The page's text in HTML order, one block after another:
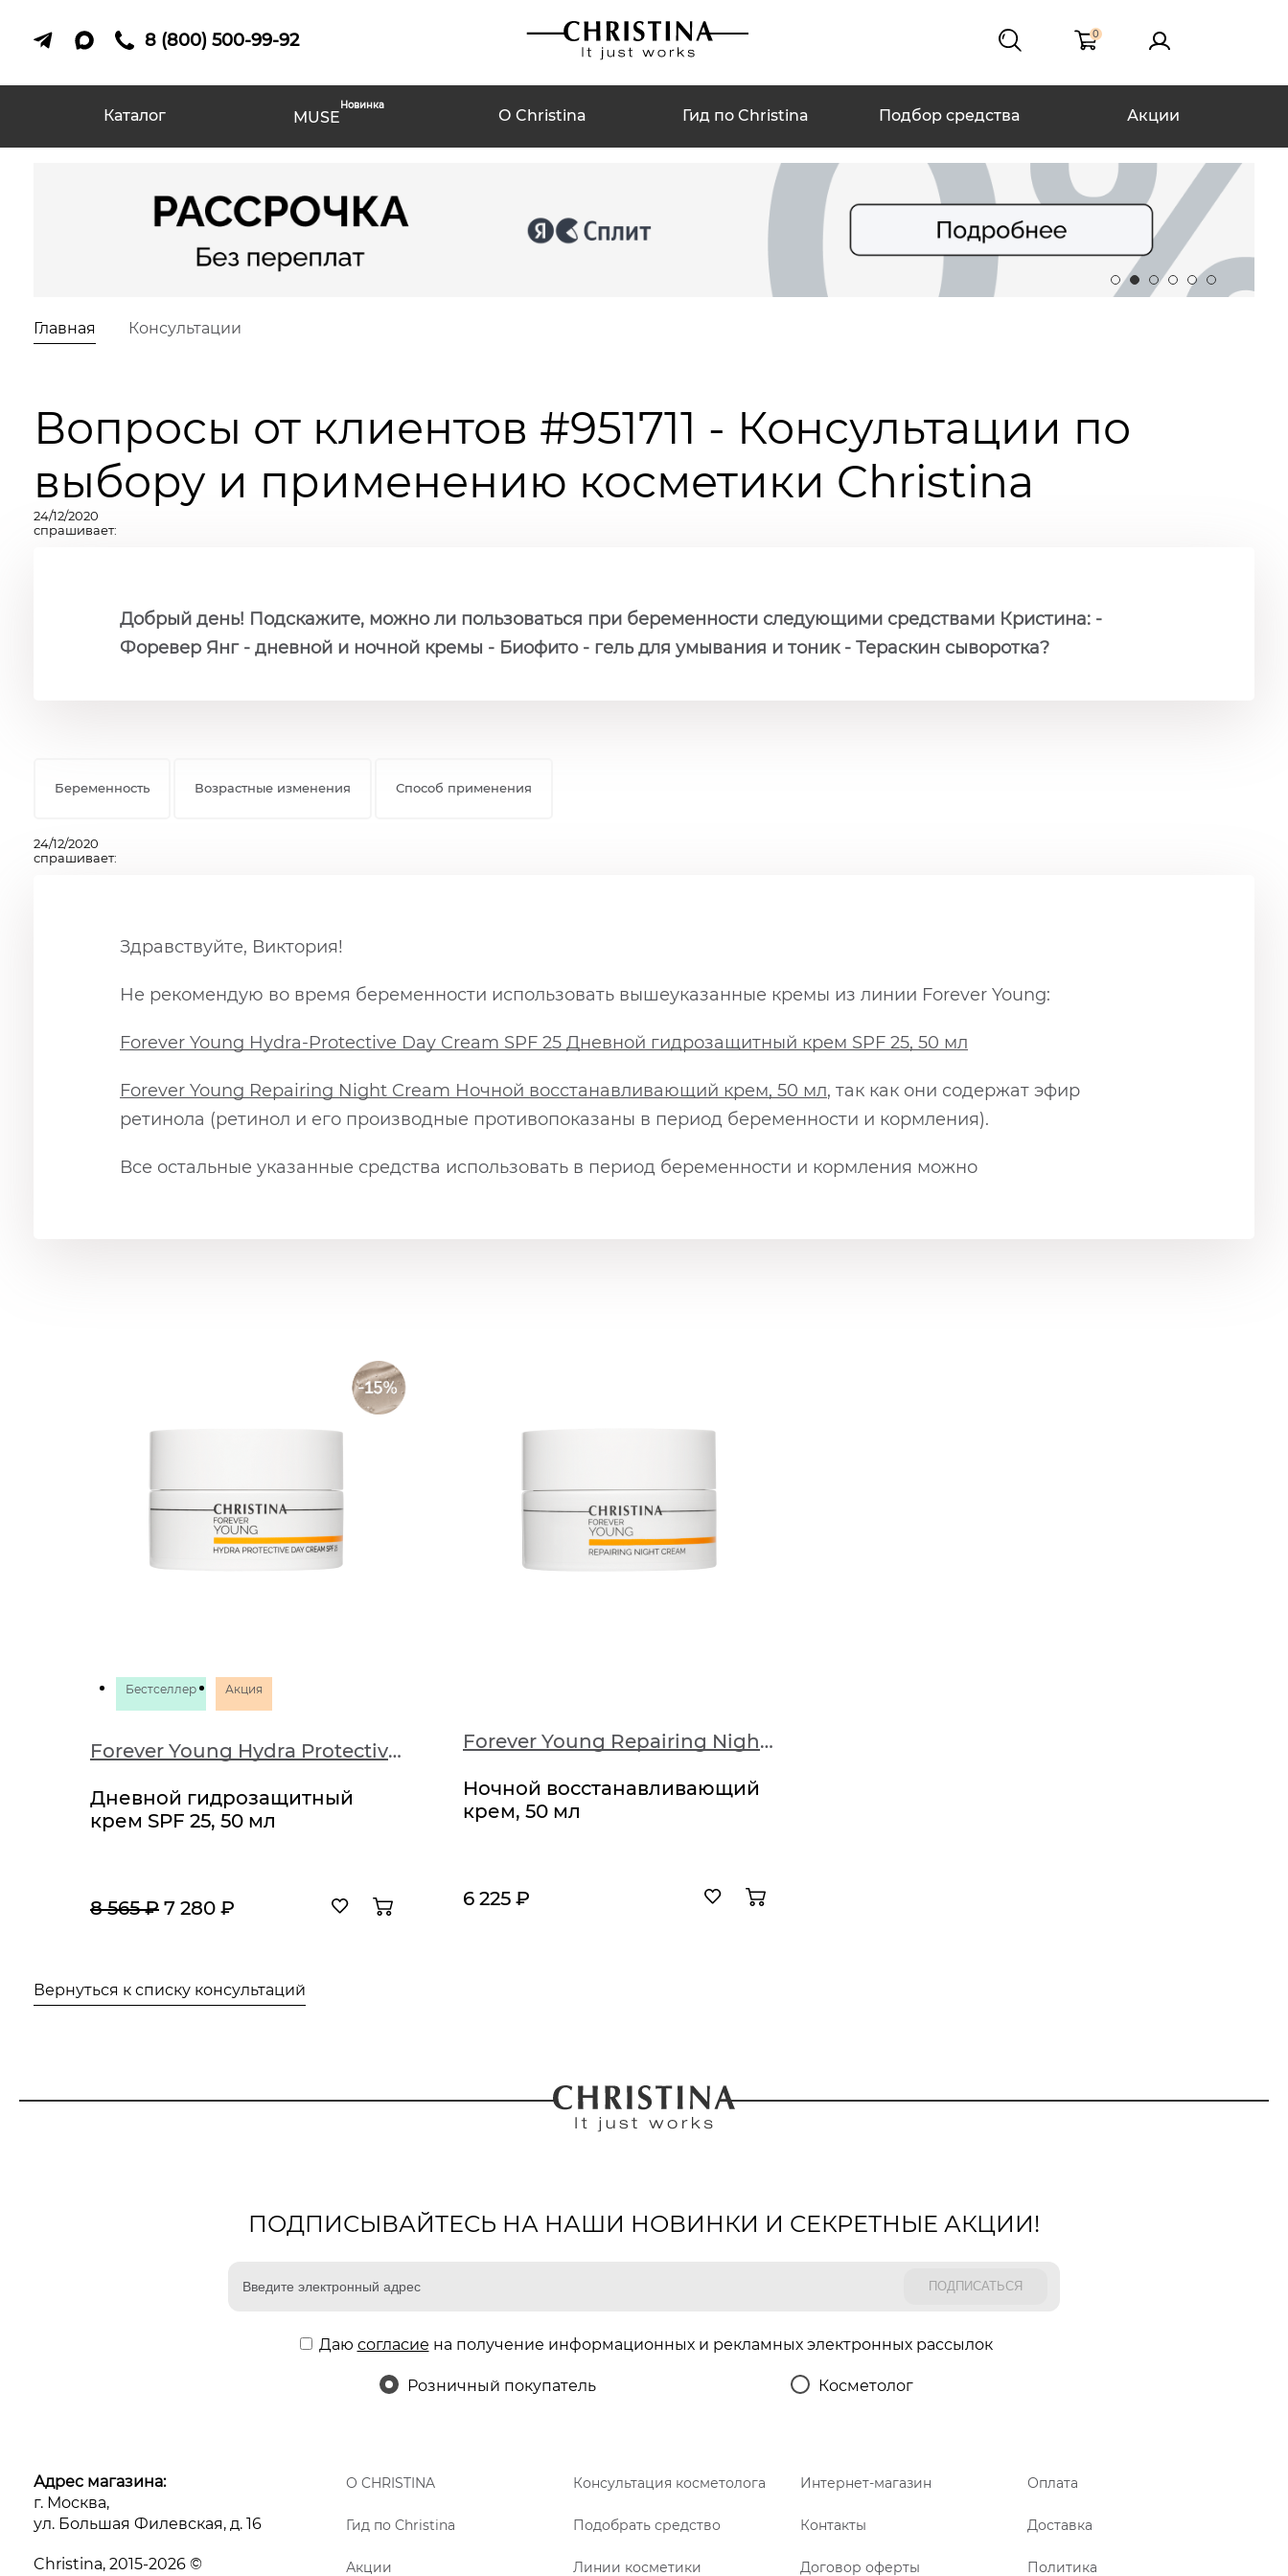
8 (800) 500-99-92 0
Каталог MUSE
Новинка
О Christina Гид по Christina Подбор средства Акции
Главная Консультации
Вопросы от клиентов #951711 - Консультации по
выбору и применению косметики Christina
24/12/2020
спрашивает:
Добрый день! Подскажите, можно ли пользоваться при беременности следующими средствами Кристина: -
Форевер Янг - дневной и ночной кремы - Биофито - гель для умывания и тоник - Тераскин сыворотка?
Беременность Возрастные изменения Способ применения
24/12/2020
спрашивает:
Здравствуйте, Виктория!
Не рекомендую во время беременности использовать вышеуказанные кремы из линии Forever Young:
Forever Young Hydra-Protective Day Cream SPF 25 Дневной гидрозащитный крем SPF 25, 50 мл
Forever Young Repairing Night Cream Ночной восстанавливающий крем, 50 мл, так как они содержат эфир
ретинола (ретинол и его производные противопоказаны в период беременности и кормления).
Все остальные указанные средства использовать в период беременности и кормления можно
Бестселлер Акция
Forever Young Hydra Protective Day Cream SPF 25
Дневной гидрозащитный
крем SPF 25, 50 мл
8 565 ₽ 7 280 ₽
Forever Young Repairing Night Cream
Ночной восстанавливающий
крем, 50 мл
6 225 ₽
Вернуться к списку консультаций
ПОДПИСЫВАЙТЕСЬ НА НАШИ НОВИНКИ И СЕКРЕТНЫЕ АКЦИИ!
Даю согласие на получение информационных и рекламных электронных рассылок
Розничный покупатель Косметолог
Адрес магазина:
г. Москва,
ул. Большая Филевская, д. 16
Christina, 2015-2026 ©
О CHRISTINA Консультация косметолога Интернет-магазин Оплата
Гид по Christina Подобрать средство Контакты Доставка
Акции Линии косметики Договор оферты Политика